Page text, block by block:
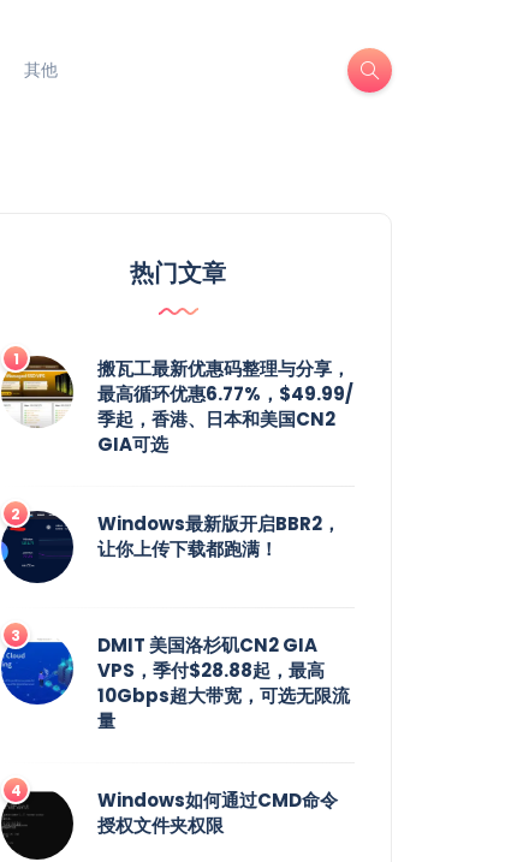
其他
热门文章
搬瓦工最新优惠码整理与分享，
最高循环优惠6.77%，$49.99/
季起，香港、日本和美国CN2
GIA可选
Windows最新版开启BBR2，
让你上传下载都跑满！
DMIT 美国洛杉矶CN2 GIA
VPS，季付$28.88起，最高
10Gbps超大带宽，可选无限流
量
Windows如何通过CMD命令
授权文件夹权限